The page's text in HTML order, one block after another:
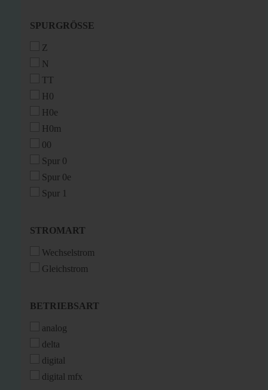
SPURGRÖSSE
SPURGRÖSSE
Z
N
TT
H0
H0e
H0m
00
Spur 0
Spur 0e
Spur 1
STROMART
STROMART
Wechselstrom
Gleichstrom
BETRIEBSART
BETRIEBSART
analog
delta
digital
digital mfx